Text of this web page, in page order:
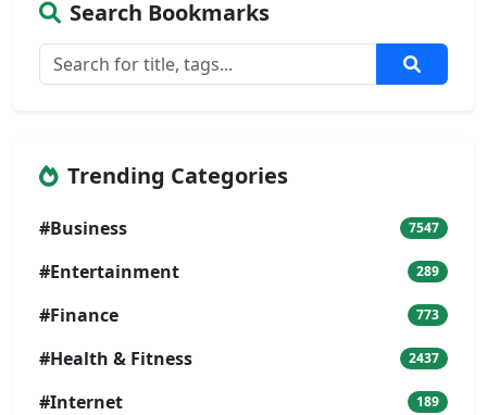
Search Bookmarks
Trending Categories
#Business 7547
#Entertainment 289
#Finance 773
#Health & Fitness 2437
#Internet 189